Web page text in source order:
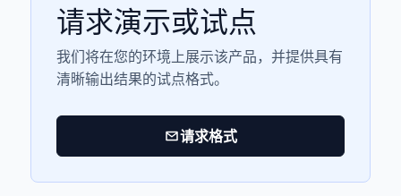
请求演示或试点
我们将在您的环境上展示该产品，并提供具有
清晰输出结果的试点格式。
请求格式